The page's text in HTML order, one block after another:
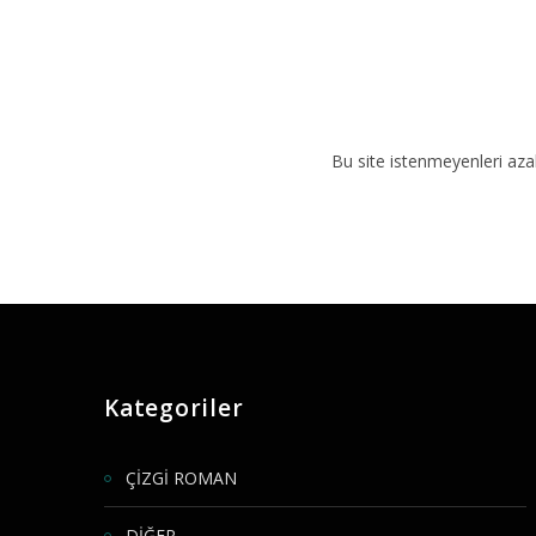
Bu site istenmeyenleri
Kategoriler
ÇİZGİ ROMAN